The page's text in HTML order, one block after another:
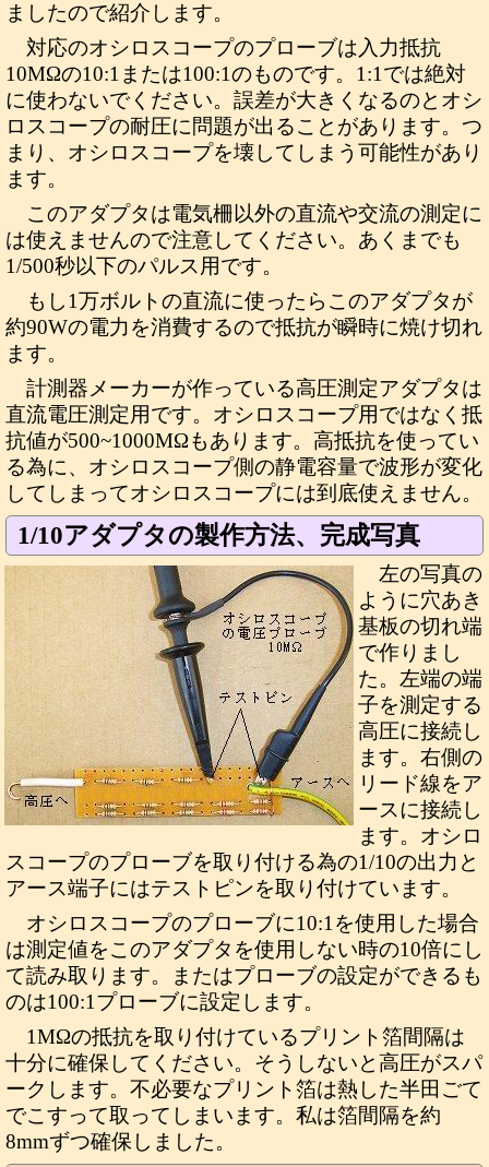
ましたので紹介します。
対応のオシロスコープのプローブは入力抵抗
10MΩの10:1または100:1のものです。1:1では絶対
に使わないでください。誤差が大きくなるのとオシ
ロスコープの耐圧に問題が出ることがあります。つ
まり、オシロスコープを壊してしまう可能性があり
ます。
このアダプタは電気柵以外の直流や交流の測定に
は使えませんので注意してください。あくまでも
1/500秒以下のパルス用です。
もし1万ボルトの直流に使ったらこのアダプタが
約90Wの電力を消費するので抵抗が瞬時に焼け切れ
ます。
計測器メーカーが作っている高圧測定アダプタは
直流電圧測定用です。オシロスコープ用ではなく抵
抗値が500~1000MΩもあります。高抵抗を使ってい
る為に、オシロスコープ側の静電容量で波形が変化
してしまってオシロスコープには到底使えません。
1/10アダプタの製作方法、完成写真
左の写真の
ように穴あき
基板の切れ端
で作りまし
た。左端の端
子を測定する
高圧に接続し
ます。右側の
リード線をア
ースに接続し
ます。オシロ
スコープのプローブを取り付ける為の1/10の出力と
アース端子にはテストピンを取り付けています。
オシロスコープのプローブに10:1を使用した場合
は測定値をこのアダプタを使用しない時の10倍にし
て読み取ります。またはプローブの設定ができるも
のは100:1プローブに設定します。
1MΩの抵抗を取り付けているプリント箔間隔は
十分に確保してください。そうしないと高圧がスパ
ークします。不必要なプリント箔は熱した半田ごて
でこすって取ってしまいます。私は箔間隔を約
8mmずつ確保しました。